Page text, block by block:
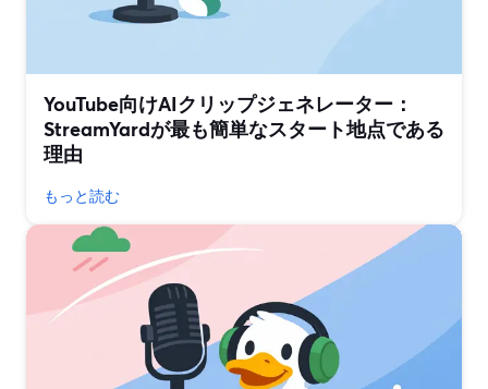
YouTube向けAIクリップジェネレーター：
StreamYardが最も簡単なスタート地点である
理由
もっと読む